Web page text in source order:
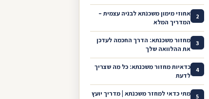
2
אחוזי מימון משכנתא לבניה עצמית –
המדריך המלא
3
מחזור משכנתא: הדרך החכמה לעדכן
את ההלוואה שלך
4
כדאיות מחזור משכנתא: כל מה שצריך
לדעת
5
מתי כדאי למחזר משכנתא | מדריך יועץ